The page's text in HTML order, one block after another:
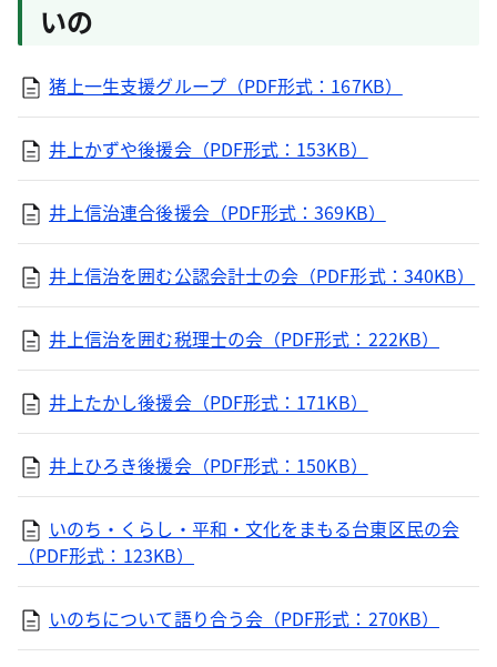
いの
猪上一生支援グループ（PDF形式：167KB）
井上かずや後援会（PDF形式：153KB）
井上信治連合後援会（PDF形式：369KB）
井上信治を囲む公認会計士の会（PDF形式：340KB）
井上信治を囲む税理士の会（PDF形式：222KB）
井上たかし後援会（PDF形式：171KB）
井上ひろき後援会（PDF形式：150KB）
いのち・くらし・平和・文化をまもる台東区民の会
（PDF形式：123KB）
いのちについて語り合う会（PDF形式：270KB）